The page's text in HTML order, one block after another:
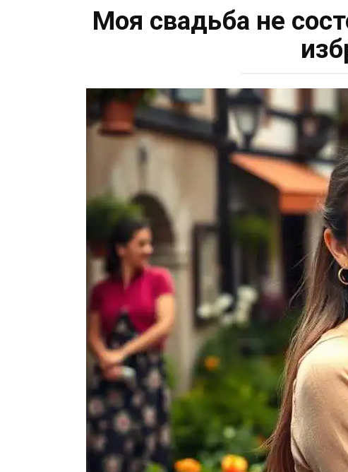
Моя свадьба не